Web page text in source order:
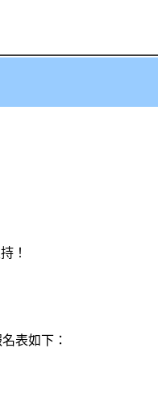
！
表如下：